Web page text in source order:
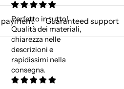
Perfetto in tutto!
Qualità dei materiali,
chiarezza nelle
descrizioni e
rapidissimi nella
consegna.
payment Guaranteed support